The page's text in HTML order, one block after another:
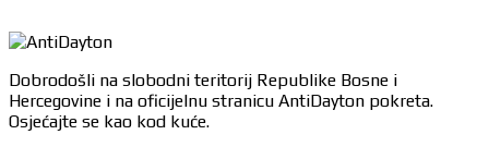
Dobrodošli na slobodni teritorij Republike Bosne i
Hercegovine i na oficijelnu stranicu AntiDayton pokreta.
Osjećajte se kao kod kuće.